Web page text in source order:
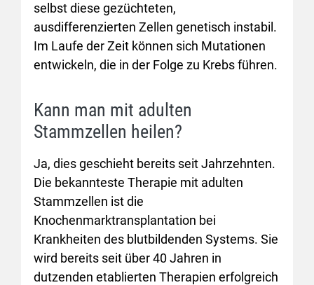
selbst diese gezüchteten,
ausdifferenzierten Zellen genetisch instabil.
Im Laufe der Zeit können sich Mutationen
entwickeln, die in der Folge zu Krebs führen.
Kann man mit adulten
Stammzellen heilen?
Ja, dies geschieht bereits seit Jahrzehnten.
Die bekannteste Therapie mit adulten
Stammzellen ist die
Knochenmarktransplantation bei
Krankheiten des blutbildenden Systems. Sie
wird bereits seit über 40 Jahren in
dutzenden etablierten Therapien erfolgreich